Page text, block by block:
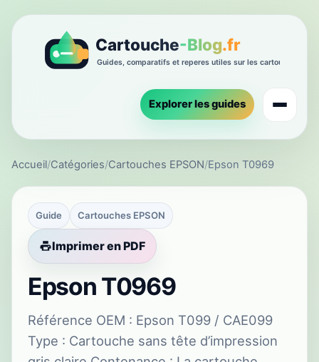
Explorer les guides
Accueil/Catégories/Cartouches EPSON/Epson T0969
Guide Cartouches EPSON
Imprimer en PDF
Epson T0969
Référence OEM : Epson T099 / CAE099
Type : Cartouche sans tête d’impression